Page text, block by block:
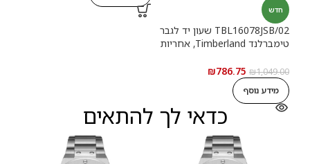
חדש
TBL16078JSB/02 שעון יד לגבר
טימברלנד Timberland, אחריות
₪1,049.00
₪786.75
מידע נוסף
כדאי לך להתאים